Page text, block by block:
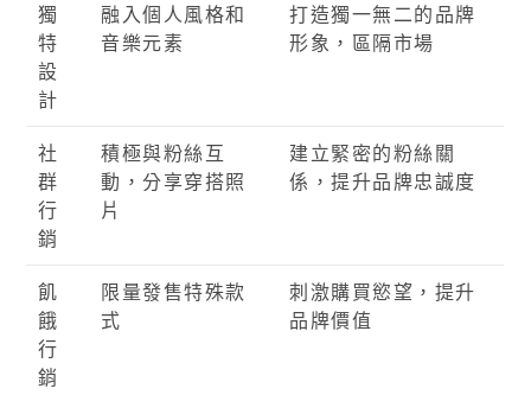
獨
特
設
計
融入個人風格和
音樂元素
打造獨一無二的品牌
形象，區隔市場
社
群
行
銷
積極與粉絲互
動，分享穿搭照
片
建立緊密的粉絲關
係，提升品牌忠誠度
飢
餓
行
銷
限量發售特殊款
式
刺激購買慾望，提升
品牌價值